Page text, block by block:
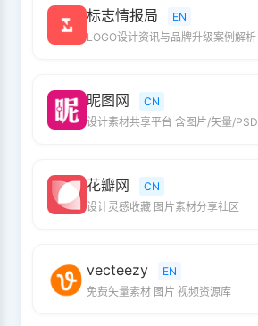
标志情报局
EN
LOGO设计资讯与品牌升级案例解析
昵图网
CN
设计素材共享平台 含图片/矢量/PSD
花瓣网
CN
设计灵感收藏 图片素材分享社区
vecteezy
EN
免费矢量素材 图片 视频资源库